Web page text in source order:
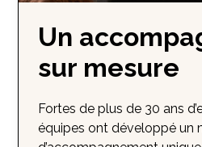
Un
sur mesure
Fortes de plus de 30 ans
équipes ont développé un